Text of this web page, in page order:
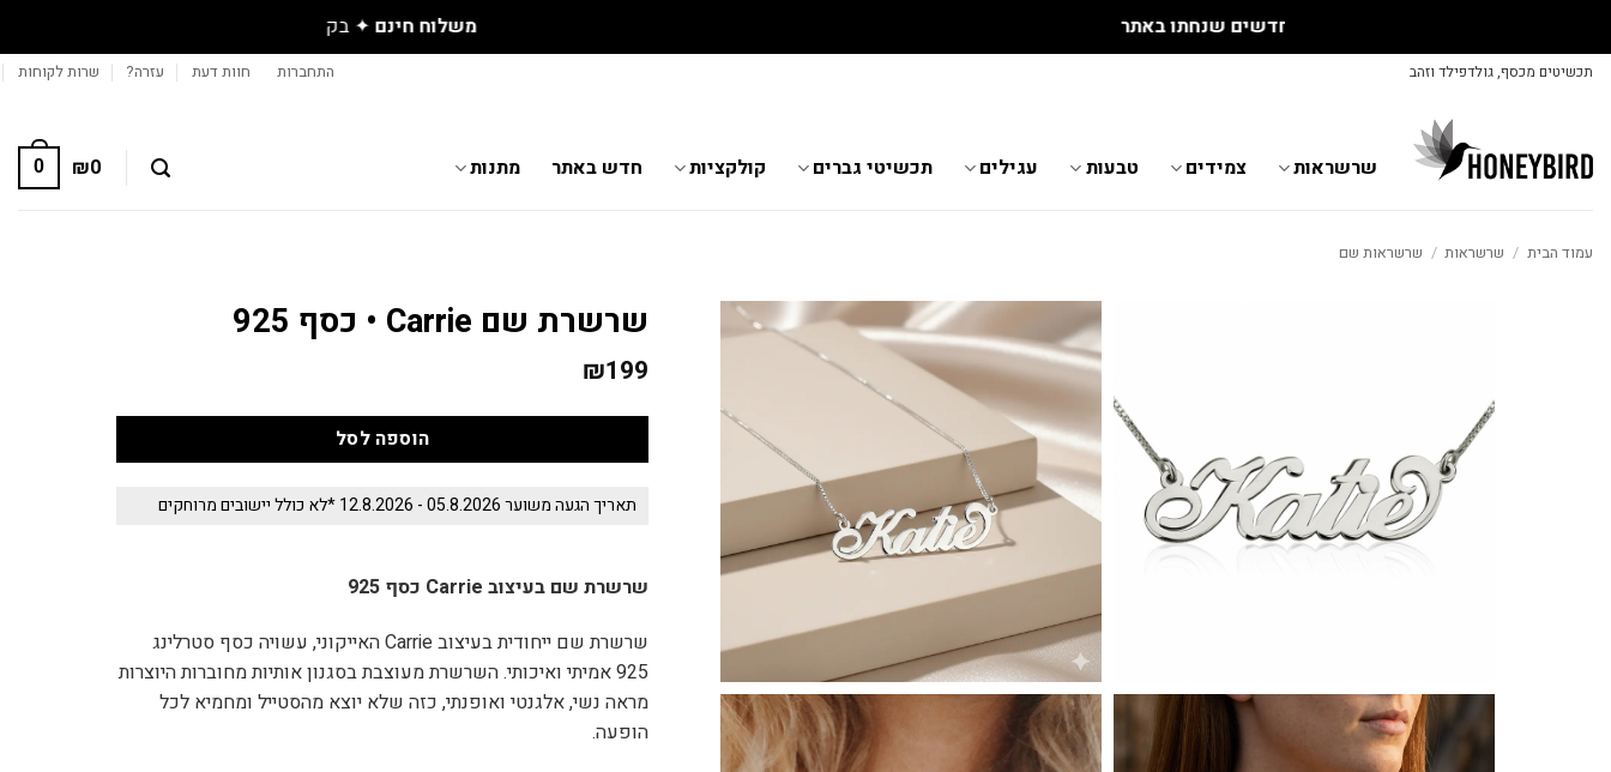
Skip
תכשיטים מכסף, גולדפילד וזהב התחברות חוות דעת עזרה? שרות לקוחות
שרשראות צמידים טבעות עגילים תכשיטי גברים קולקציות חדש באתר מתנות ₪0
0
עמוד הבית / שרשראות / שרשראות שם
שרשרת שם Carrie • כסף 925
₪199
הוספה לסל
תאריך הגעה משוער 05.8.2026 - 12.8.2026 *לא כולל יישובים מרוחקים
שרשרת שם בעיצוב Carrie כסף 925
שרשרת שם ייחודית בעיצוב Carrie האייקוני, עשויה כסף סטרלינג
925 אמיתי ואיכותי. השרשרת מעוצבת בסגנון אותיות מחוברות היוצרות
מראה נשי, אלגנטי ואופנתי, כזה שלא יוצא מהסטייל ומחמיא לכל
הופעה.